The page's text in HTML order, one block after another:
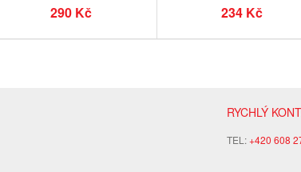
290 Kč 234 Kč
RYCHLÝ
TEL:+420 608